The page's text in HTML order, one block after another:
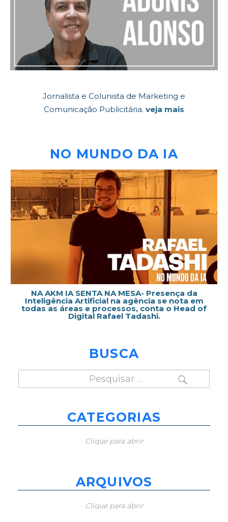
Jornalista e Colunista de Marketing e
Comunicação Publicitária. veja mais
NO MUNDO DA IA
NA AKM IA SENTA NA MESA- Presença da
Inteligência Artificial na agência se nota em
todas as áreas e processos, conta o Head of
Digital Rafael Tadashi.
BUSCA
por:
PESQUISAR
CATEGORIAS
Clique para abrir
ARQUIVOS
Clique para abrir